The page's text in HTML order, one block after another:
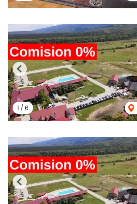
1 /6
Previous
Previous